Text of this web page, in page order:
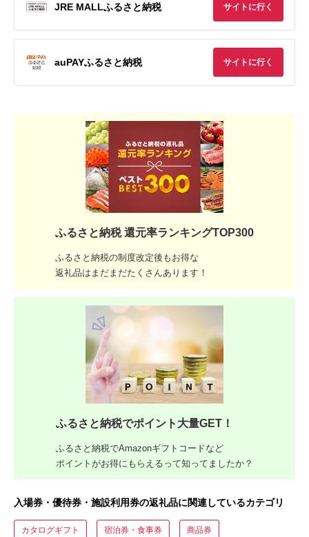
JRE MALLふるさと納税 サイトに行く
auPAYふるさと納税 サイトに行く
ふるさと納税 還元率ランキングTOP300
ふるさと納税の制度改定後もお得な
返礼品はまだまだたくさんあります！
ふるさと納税でポイント大量GET！
ふるさと納税でAmazonギフトコードなど
ポイントがお得にもらえるって知ってましたか？
入場券・優待券・施設利用券の返礼品に関連しているカテゴリ
カタログギフト 宿泊券・食事券 商品券